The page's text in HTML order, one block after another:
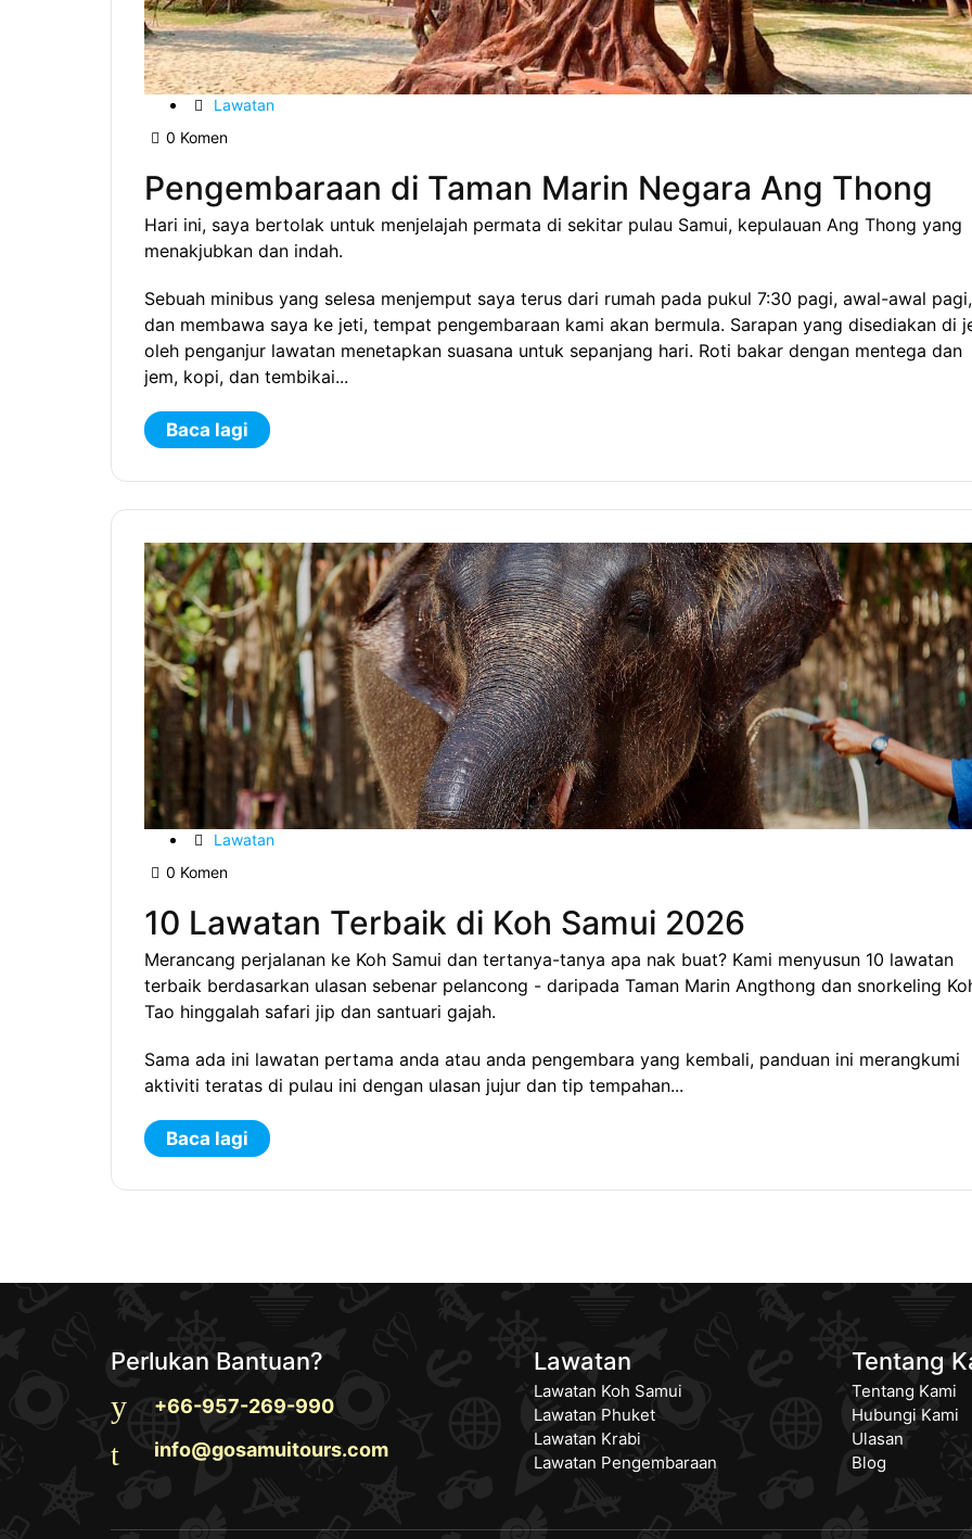
Lawatan
0 Komen
Pengembaraan di Taman Marin Negara Ang Thong
Hari ini, saya bertolak untuk menjelajah permata di sekitar pulau Samui, kepulauan Ang Thong yang
menakjubkan dan indah.
Sebuah minibus yang selesa menjemput saya terus dari rumah pada pukul 7:30 pagi, awal-awal pagi,
dan membawa saya ke jeti, tempat pengembaraan kami akan bermula. Sarapan yang disediakan di
oleh penganjur lawatan menetapkan suasana untuk sepanjang hari. Roti bakar dengan mentega dan
jem, kopi, dan tembikai...
Baca lagi
Lawatan
0 Komen
10 Lawatan Terbaik di Koh Samui 2026
Merancang perjalanan ke Koh Samui dan tertanya-tanya apa nak buat? Kami menyusun 10 lawatan
terbaik berdasarkan ulasan sebenar pelancong - daripada Taman Marin Angthong dan snorkeling
Tao hinggalah safari jip dan santuari gajah.
Sama ada ini lawatan pertama anda atau anda pengembara yang kembali, panduan ini merangkumi
aktiviti teratas di pulau ini dengan ulasan jujur dan tip tempahan...
Baca lagi
Perlukan Bantuan?
+66-957-269-990
info@gosamuitours.com
Lawatan
Lawatan Koh Samui
Lawatan Phuket
Lawatan Krabi
Lawatan Pengembaraan
Tentang
Tentang Kami
Hubungi Kami
Ulasan
Blog